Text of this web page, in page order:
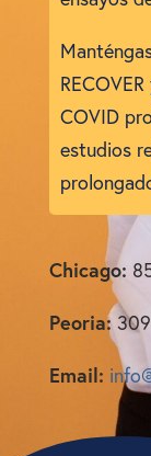
COVID
estudios
Chicago:
Peoria:
Email: